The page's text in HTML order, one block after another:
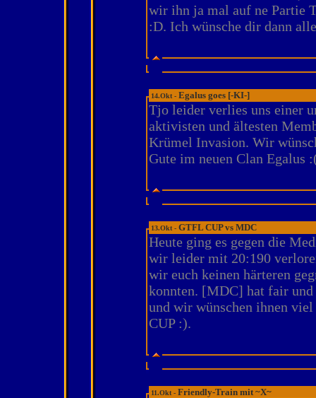
wir ihn ja mal auf ne Partie
:D. Ich wünsche dir dann
14.Okt - Egalus goes [-KI-]
Tjo leider verlies uns einer
aktivisten und ältesten
Krümel Invasion. Wir
Gute im neuen Clan Egalus
13.Okt - GTFL CUP vs MDC
Heute ging es gegen die
wir leider mit 20:190
wir euch keinen härteren
konnten. [MDC] hat fair
und wir wünschen ihnen
CUP :).
11.Okt - Friendly-Train mit ~X~